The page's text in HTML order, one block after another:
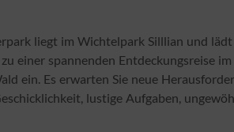
liegt im Wichtelpark Silllian und
einer spannenden Entdeckungsreise im
ein. Es erwarten Sie neue
lustige Aufgaben,